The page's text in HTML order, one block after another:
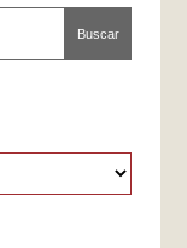
Buscar